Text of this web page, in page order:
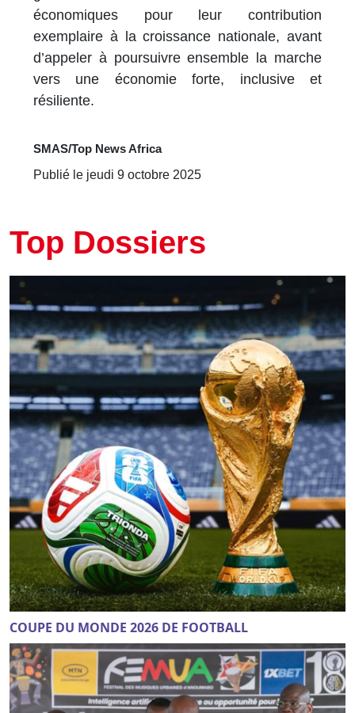
économiques pour leur contribution
exemplaire à la croissance nationale, avant
d’appeler à poursuivre ensemble la marche
vers une économie forte, inclusive et
résiliente.
SMAS/Top News Africa
Publié le jeudi 9 octobre 2025
Top Dossiers
COUPE DU MONDE 2026 DE FOOTBALL